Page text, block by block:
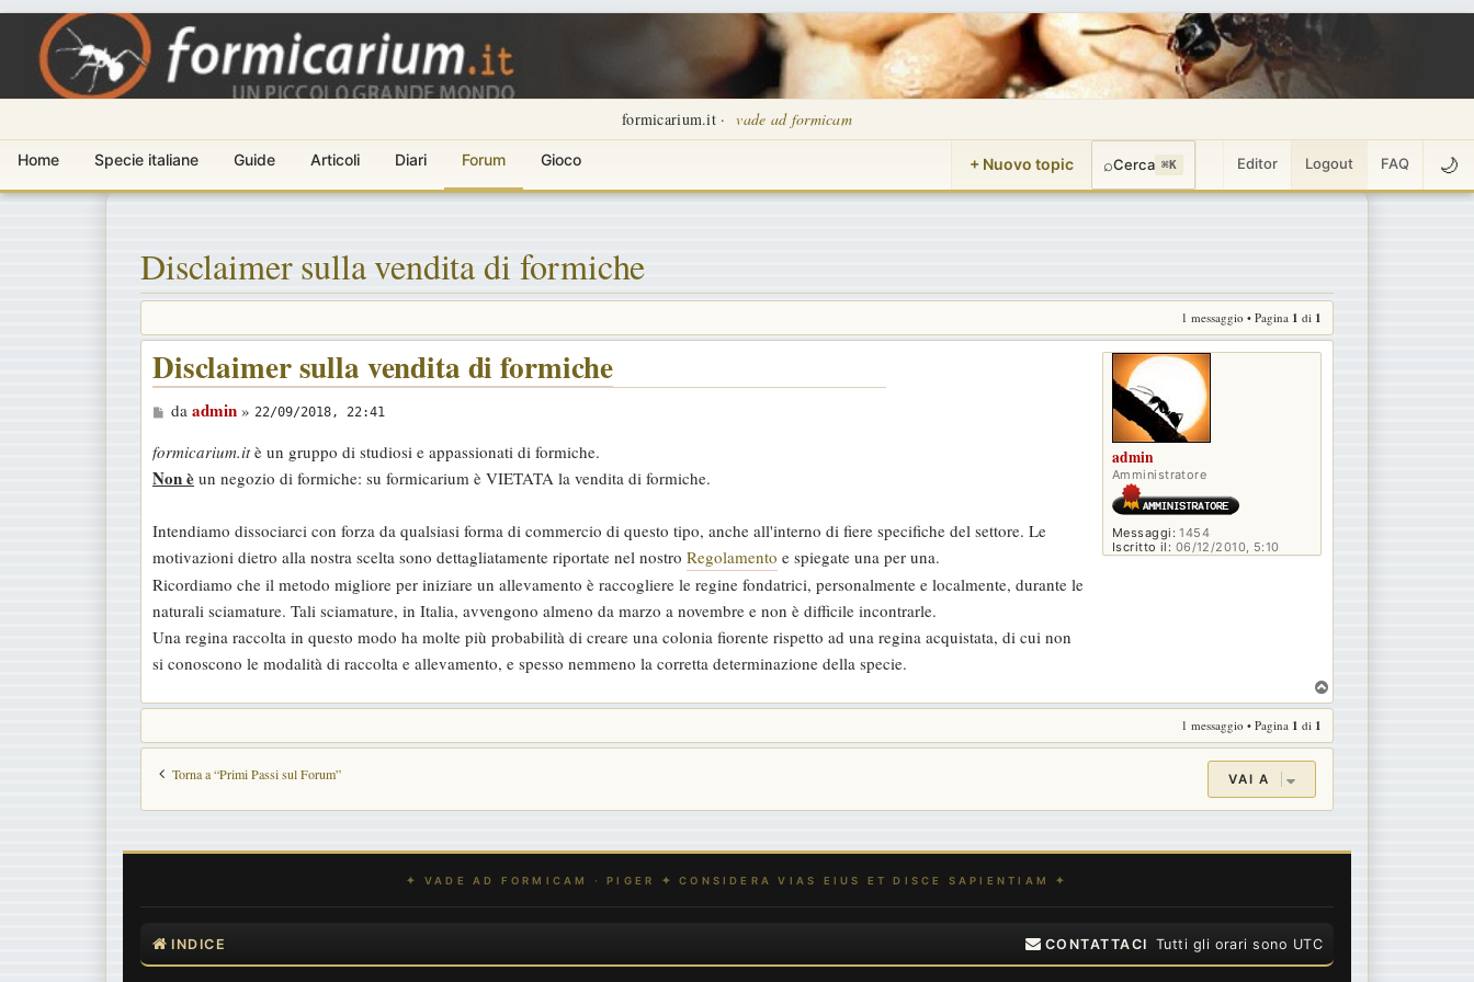
formicarium.it · vade ad formicam
Home Specie italiane Guide Articoli Diari Forum Gioco + Nuovo topic ⌕Cerca ⌘K Editor Logout FAQ 🌙
Disclaimer sulla vendita di formiche
1 messaggio • Pagina 1 di 1
admin
Amministratore
Messaggi: 1454
Iscritto il: 06/12/2010, 5:10
Disclaimer sulla vendita di formiche
M
s
s
g
g
i
o
da admin» 22/09/2018, 22:41
formicarium.itè un gruppo di studiosi e appassionati di formiche.
Non è un negozio di formiche: su formicarium è VIETATA la vendita di formiche.
Intendiamo dissociarci con forza da qualsiasi forma di commercio di questo tipo, anche all'interno di fiere specifiche del settore. Le
motivazioni dietro alla nostra scelta sono dettagliatamente riportate nel nostro Regolamento e spiegate una per una.
Ricordiamo che il metodo migliore per iniziare un allevamento è raccogliere le regine fondatrici, personalmente e localmente, durante le
naturali sciamature. Tali sciamature, in Italia, avvengono almeno da marzo a novembre e non è difficile incontrarle.
Una regina raccolta in questo modo ha molte più probabilità di creare una colonia fiorente rispetto ad una regina acquistata, di cui non
si conoscono le modalità di raccolta e allevamento, e spesso nemmeno la corretta determinazione della specie.
o
1 messaggio • Pagina 1 di 1
Torna a “Primi Passi sul Forum” VAI A
INDICE Tutti gli orari sono UTC
CONTATTACI